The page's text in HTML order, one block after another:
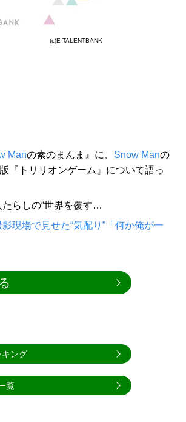
(c)E-TALENTBANK
Manの素のまんま』に、 Snow Manの
『トリリオンゲーム』について語っ
らしの“世界を覆す…
現場で見せた“気配り”「何か俺が一
キング
覧